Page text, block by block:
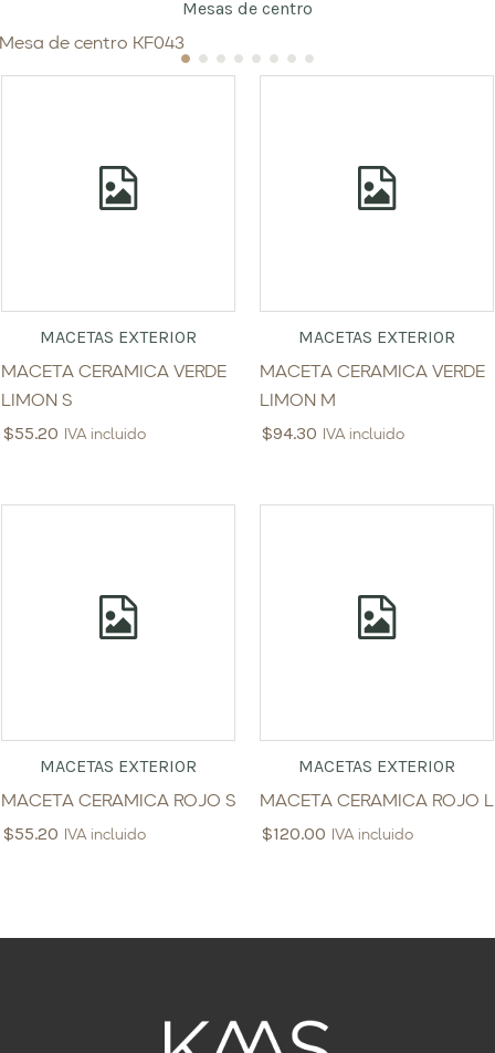
Mesas de centro
Mesa de centro KF043
MACETAS EXTERIOR
MACETA CERAMICA VERDE
LIMON S
$55.20 IVA incluido
MACETAS EXTERIOR
MACETA CERAMICA VERDE
LIMON M
$94.30 IVA incluido
MACETAS EXTERIOR
MACETA CERAMICA ROJO S
$55.20 IVA incluido
MACETAS EXTERIOR
MACETA CERAMICA ROJO L
$120.00 IVA incluido